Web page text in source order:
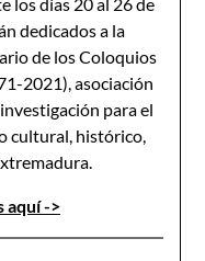
los días 20 al 26 de
dedicados a la
de los Coloquios
2021), asociación
para el
cultural, histórico,
aquí ->